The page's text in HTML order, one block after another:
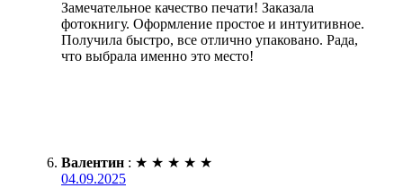
Замечательное качество печати! Заказала
фотокнигу. Оформление простое и интуитивное.
Получила быстро, все отлично упаковано. Рада,
что выбрала именно это место!
Валентин : ★ ★ ★ ★ ★
04.09.2025